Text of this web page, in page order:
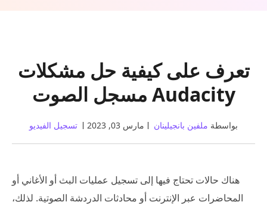
تعرف على كيفية حل مشكلات
مسجل الصوت Audacity
بواسطة ملفين بانجيلينان مارس 03, 2023 تسجيل الفيديو
هناك حالات تحتاج فيها إلى تسجيل عمليات البث أو الأغاني أو
المحاضرات عبر الإنترنت أو محادثات الدردشة الصوتية. لذلك،